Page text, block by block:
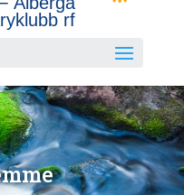
rf